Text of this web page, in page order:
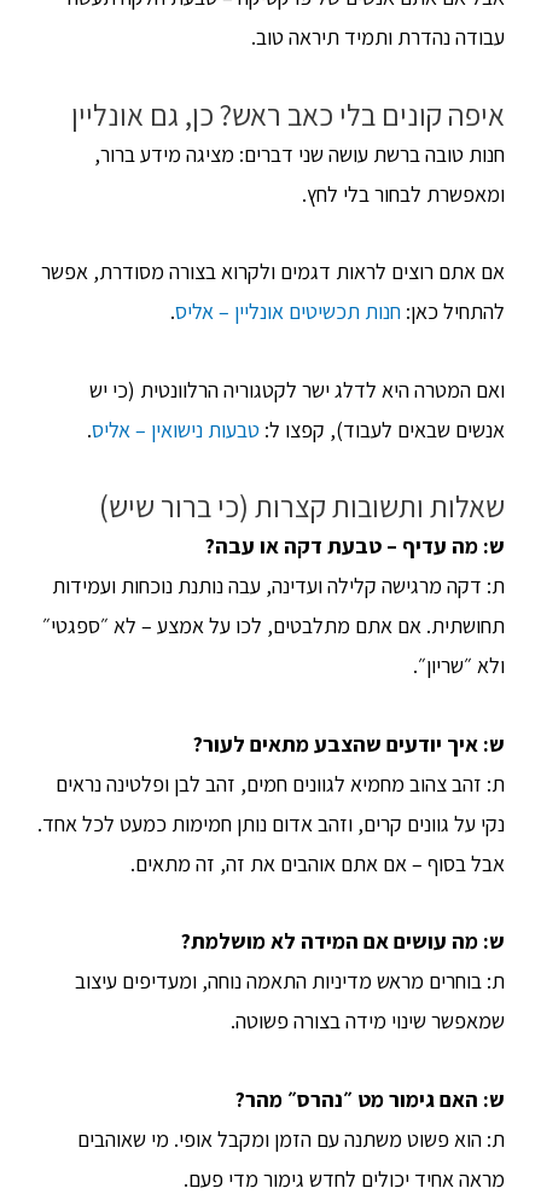
עבודה נהדרת ותמיד תיראה טוב.
איפה קונים בלי כאב ראש? כן, גם אונליין
חנות טובה ברשת עושה שני דברים: מציגה מידע ברור,
ומאפשרת לבחור בלי לחץ.
אם אתם רוצים לראות דגמים ולקרוא בצורה מסודרת, אפשר
להתחיל כאן: חנות תכשיטים אונליין – אליס.
ואם המטרה היא לדלג ישר לקטגוריה הרלוונטית (כי יש
אנשים שבאים לעבוד), קפצו ל: טבעות נישואין – אליס.
שאלות ותשובות קצרות (כי ברור שיש)
ש: מה עדיף – טבעת דקה או עבה?
ת: דקה מרגישה קלילה ועדינה, עבה נותנת נוכחות ועמידות
תחושתית. אם אתם מתלבטים, לכו על אמצע – לא ״ספגטי״
ולא ״שריון״.
ש: איך יודעים שהצבע מתאים לעור?
ת: זהב צהוב מחמיא לגוונים חמים, זהב לבן ופלטינה נראים
נקי על גוונים קרים, וזהב אדום נותן חמימות כמעט לכל אחד.
אבל בסוף – אם אתם אוהבים את זה, זה מתאים.
ש: מה עושים אם המידה לא מושלמת?
ת: בוחרים מראש מדיניות התאמה נוחה, ומעדיפים עיצוב
שמאפשר שינוי מידה בצורה פשוטה.
ש: האם גימור מט ״נהרס״ מהר?
ת: הוא פשוט משתנה עם הזמן ומקבל אופי. מי שאוהבים
מראה אחיד יכולים לחדש גימור מדי פעם.